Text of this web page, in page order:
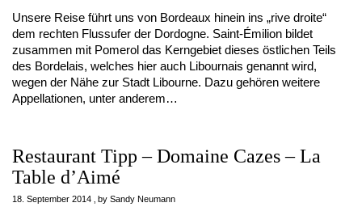
Unsere Reise führt uns von Bordeaux hinein ins „rive droite“
dem rechten Flussufer der Dordogne. Saint-Émilion bildet
zusammen mit Pomerol das Kerngebiet dieses östlichen Teils
des Bordelais, welches hier auch Libournais genannt wird,
wegen der Nähe zur Stadt Libourne. Dazu gehören weitere
Appellationen, unter anderem…
Restaurant Tipp – Domaine Cazes – La
Table d’Aimé
18. September 2014 by Sandy Neumann